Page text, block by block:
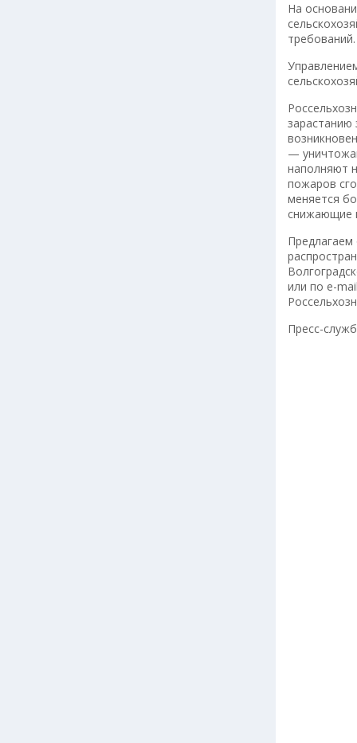
На
требований.
зарастанию
—
наполняют
пожаров
меняется
снижающие
Предлагаем
или по e-
Пресс-